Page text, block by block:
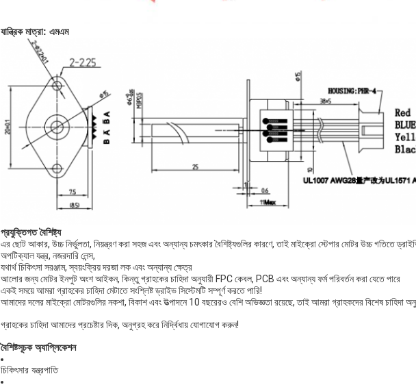
যান্ত্রিক মাত্রা: এমএম
প্রযুক্তিগত বৈশিষ্ট্য
এর ছোট আকার, উচ্চ নির্ভুলতা, নিয়ন্ত্রণ করা সহজ এবং অন্যান্য চমৎকার বৈশিষ্ট্যগুলির কারণে, তাই মাইক্রো স্টেপার মোটর উচ্চ গতিতে
অপটিক্যাল যন্ত্র, নজরদারি লেন্স,
যথার্থ চিকিৎসা সরঞ্জাম, স্বয়ংক্রিয় দরজা লক এবং অন্যান্য ক্ষেত্র
আলোর জন্য মোটর ইনপুট অংশ আইকন, কিন্তু গ্রাহকের চাহিদা অনুযায়ী FPC কেবল, PCB এবং অন্যান্য ফর্ম পরিবর্তন করা যেতে পারে
একই সময়ে আমরা গ্রাহকের চাহিদা মেটাতে সংশ্লিষ্ট ড্রাইভ সিস্টেমটি সম্পূর্ণ করতে পারি!
আমাদের দলের মাইক্রো মোটরগুলির নকশা, বিকাশ এবং উত্পাদনে 10 বছরেরও বেশি অভিজ্ঞতা রয়েছে, তাই আমরা গ্রাহকদের বিশেষ চাহিদা
গ্রাহকের চাহিদা আমাদের প্রচেষ্টার দিক, অনুগ্রহ করে নির্দ্বিধায় যোগাযোগ করুন!
বৈশিষ্টসূচক অ্যাপ্লিকেশন
চিকিৎসার যন্ত্রপাতি